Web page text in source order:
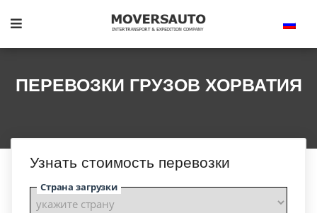
ПЕРЕВОЗКИ ГРУЗОВ ХОРВАТИЯ
Узнать стоимость перевозки
Страна загрузки